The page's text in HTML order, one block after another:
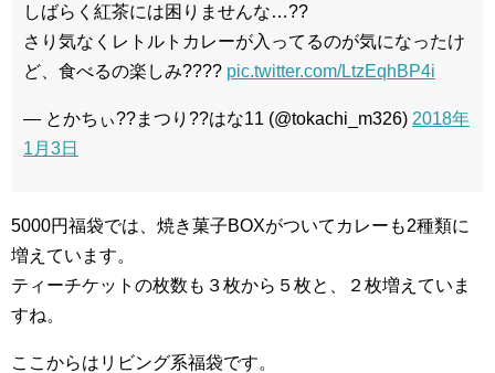
しばらく紅茶には困りませんな…??
さり気なくレトルトカレーが入ってるのが気になったけ
ど、食べるの楽しみ???? pic.twitter.com/LtzEqhBP4i
— とかちぃ??まつり??はな11 (@tokachi_m326) 2018年
1月3日
5000円福袋では、焼き菓子BOXがついてカレーも2種類に
増えています。
ティーチケットの枚数も３枚から５枚と、２枚増えていま
すね。
ここからはリビング系福袋です。